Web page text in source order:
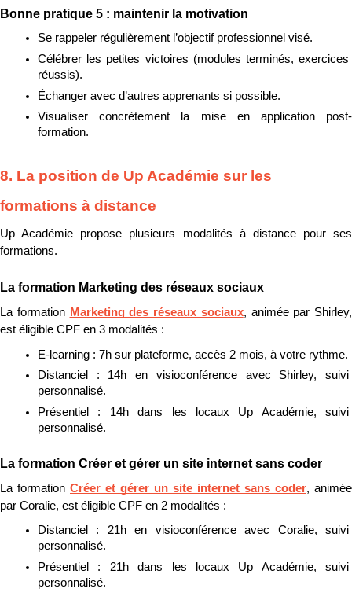
Bonne pratique 5 : maintenir la motivation
Se rappeler régulièrement l’objectif professionnel visé.
Célébrer les petites victoires (modules terminés, exercices
réussis).
Échanger avec d’autres apprenants si possible.
Visualiser concrètement la mise en application post-
formation.
8. La position de Up Académie sur les
formations à distance
Up Académie propose plusieurs modalités à distance pour ses
formations.
La formation Marketing des réseaux sociaux
La formation Marketing des réseaux sociaux, animée par Shirley,
est éligible CPF en 3 modalités :
E-learning : 7h sur plateforme, accès 2 mois, à votre rythme.
Distanciel : 14h en visioconférence avec Shirley, suivi
personnalisé.
Présentiel : 14h dans les locaux Up Académie, suivi
personnalisé.
La formation Créer et gérer un site internet sans coder
La formation Créer et gérer un site internet sans coder, animée
par Coralie, est éligible CPF en 2 modalités :
Distanciel : 21h en visioconférence avec Coralie, suivi
personnalisé.
Présentiel : 21h dans les locaux Up Académie, suivi
personnalisé.